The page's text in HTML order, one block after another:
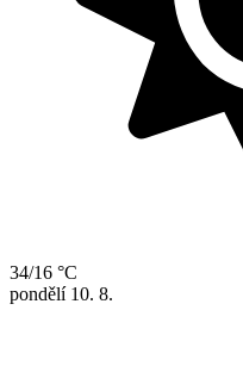
34/16 °C
pondělí 10. 8.